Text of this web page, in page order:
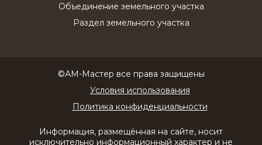
Объединение земельного участка
Раздел земельного участка
©АМ-Мастер все права защищены
Условия использования
Политика конфиденциальности
Информация, размещённая на сайте, носит
исключительно информационный характер и не